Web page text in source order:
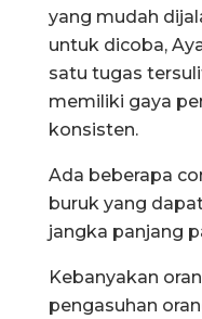
yang mudah
untuk dicoba,
satu tugas
memiliki gaya
konsisten.
Ada beberapa
buruk yang
jangka panjang
Kebanyakan
pengasuhan